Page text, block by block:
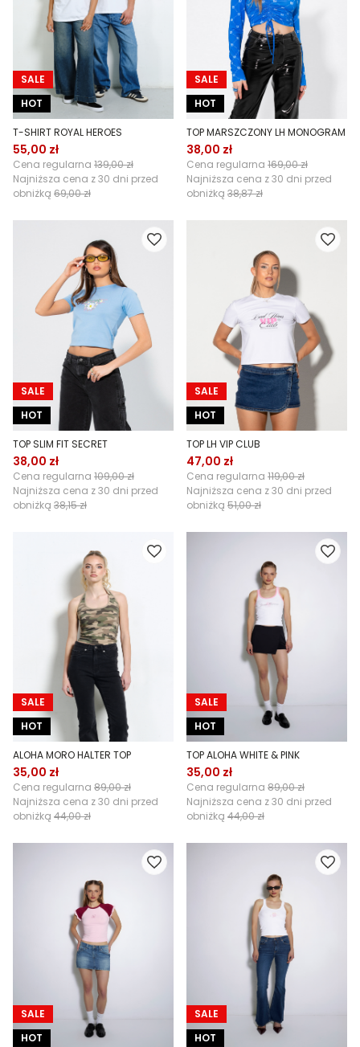
SALE
HOT
T-SHIRT ROYAL HEROES
55,00 zł
Cena regularna 139,00 zł
Najniższa cena z 30 dni przed
obniżką 69,00 zł
SALE
HOT
TOP MARSZCZONY LH MONOGRAM
38,00 zł
Cena regularna 169,00 zł
Najniższa cena z 30 dni przed
obniżką 38,87 zł
SALE
HOT
TOP SLIM FIT SECRET
38,00 zł
Cena regularna 109,00 zł
Najniższa cena z 30 dni przed
obniżką 38,15 zł
SALE
HOT
TOP LH VIP CLUB
47,00 zł
Cena regularna 119,00 zł
Najniższa cena z 30 dni przed
obniżką 51,00 zł
SALE
HOT
ALOHA MORO HALTER TOP
35,00 zł
Cena regularna 89,00 zł
Najniższa cena z 30 dni przed
obniżką 44,00 zł
SALE
HOT
TOP ALOHA WHITE & PINK
35,00 zł
Cena regularna 89,00 zł
Najniższa cena z 30 dni przed
obniżką 44,00 zł
SALE
HOT
SALE
HOT